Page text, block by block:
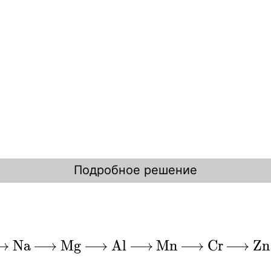
Подробное решение
Na Mg Al Mn Cr Zn